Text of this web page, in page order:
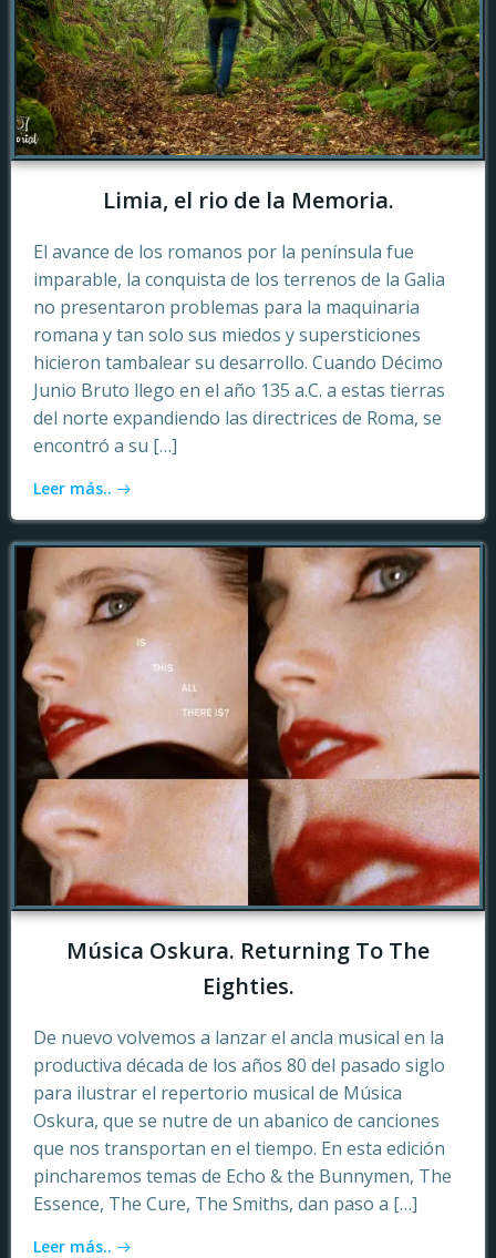
Limia, el rio de la Memoria.
El avance de los romanos por la península fue
imparable, la conquista de los terrenos de la Galia
no presentaron problemas para la maquinaria
romana y tan solo sus miedos y supersticiones
hicieron tambalear su desarrollo. Cuando Décimo
Junio Bruto llego en el año 135 a.C. a estas tierras
del norte expandiendo las directrices de Roma, se
encontró a su […]
Leer más..
Música Oskura. Returning To The
Eighties.
De nuevo volvemos a lanzar el ancla musical en la
productiva década de los años 80 del pasado siglo
para ilustrar el repertorio musical de Música
Oskura, que se nutre de un abanico de canciones
que nos transportan en el tiempo. En esta edición
pincharemos temas de Echo & the Bunnymen, The
Essence, The Cure, The Smiths, dan paso a […]
Leer más..